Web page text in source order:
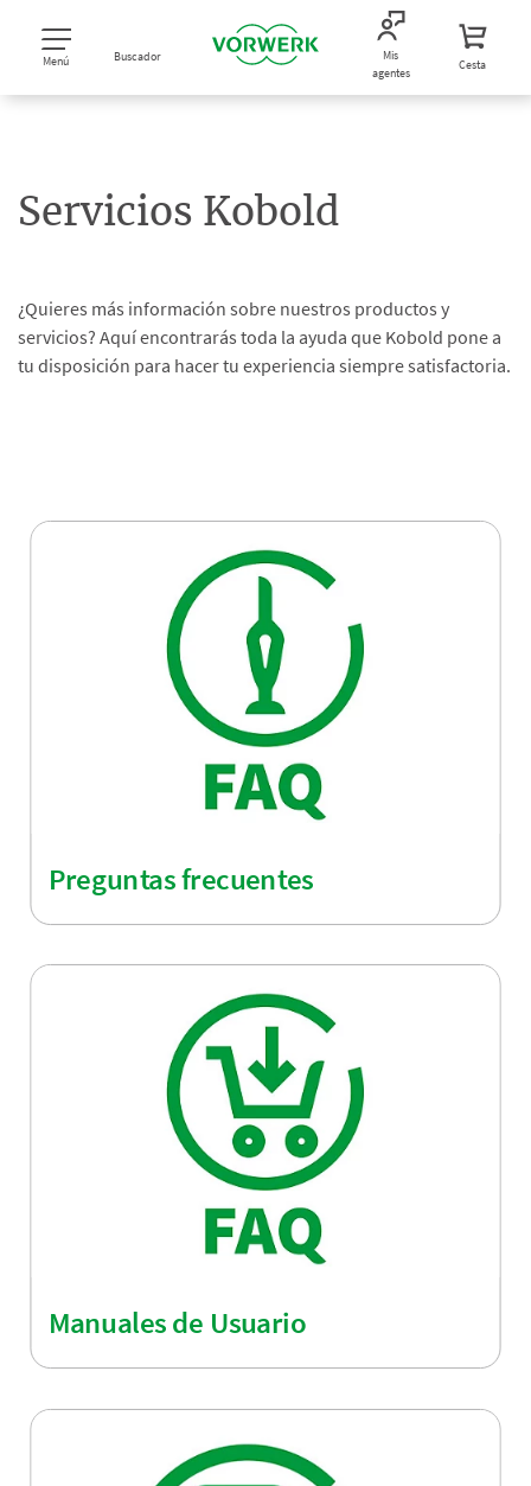
Menú Buscador
Mis
agentes
Cesta
Servicios Kobold
¿Quieres más información sobre nuestros productos y
servicios? Aquí encontrarás toda la ayuda que Kobold pone a
tu disposición para hacer tu experiencia siempre satisfactoria.
Preguntas frecuentes
Manuales de Usuario